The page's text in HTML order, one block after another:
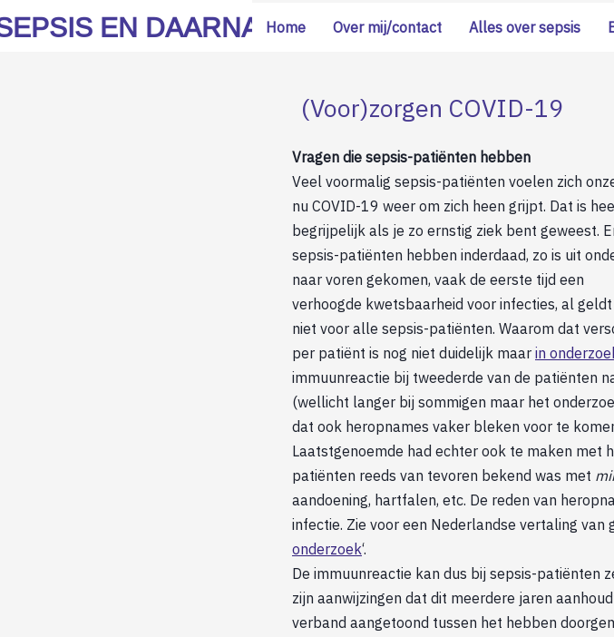
(Voor)zorgen COVID-19
Vragen die sepsis-patiënten hebben
Veel voormalig sepsis-patiënten voelen zich
nu COVID-19 weer om zich heen grijpt. Dat is
begrijpelijk als je zo ernstig ziek bent geweest.
sepsis-patiënten hebben inderdaad, zo is uit
naar voren gekomen, vaak de eerste tijd een
verhoogde kwetsbaarheid voor infecties, al
niet voor alle sepsis-patiënten. Waarom dat
per patiënt is nog niet duidelijk maar in
immuunreactie bij tweederde van de patiënten
(wellicht langer bij sommigen maar het
dat ook heropnames vaker bleken voor te
Laatstgenoemde had echter ook te maken met
patiënten reeds van tevoren bekend was met
aandoening, hartfalen, etc. De reden van
infectie. Zie voor een Nederlandse vertaling van
onderzoek‘.
De immuunreactie kan dus bij sepsis-patiënten
zijn aanwijzingen dat dit meerdere jaren
verband aangetoond tussen het hebben
EN DAARNA Home Over mij/contact Alles over sepsis